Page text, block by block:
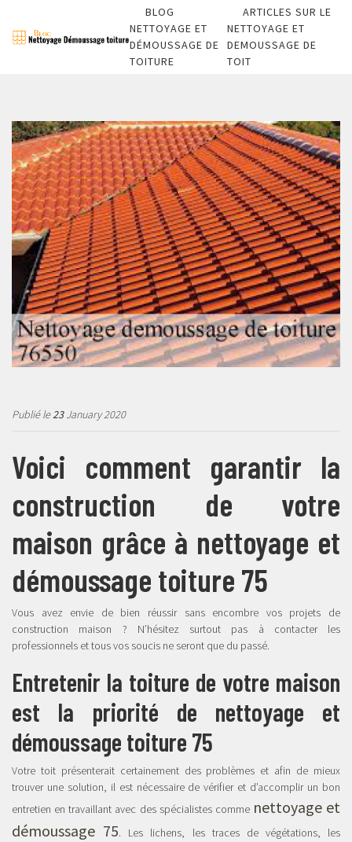
BLOG
NETTOYAGE ET
DÉMOUSSAGE DE
TOITURE
ARTICLES SUR LE
NETTOYAGE ET
DEMOUSSAGE DE
TOIT
Publié le23January 2020
Voici comment garantir la
construction de votre
maison grâce à nettoyage et
démoussage toiture 75
Vous avez envie de bien réussir sans encombre vos projets de
construction maison ? N’hésitez surtout pas à contacter les
professionnels et tous vos soucis ne seront que du passé.
Entretenir la toiture de votre maison
est la priorité de nettoyage et
démoussage toiture 75
Votre toit présenterait certainement des problèmes et afin de mieux
trouver une solution, il est nécessaire de vérifier et d’accomplir un bon
entretien en travaillant avec des spécialistes comme nettoyage et
démoussage 75. Les lichens, les traces de végétations, les